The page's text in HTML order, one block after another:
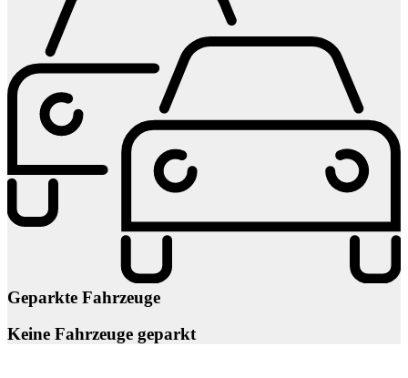
Geparkte Fahrzeuge
Keine Fahrzeuge geparkt